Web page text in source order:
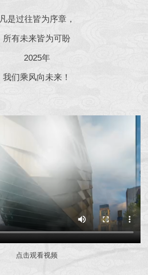
凡是过往皆为序章，
所有未来皆为可盼
2025年
我们乘风向未来！
点击观看视频